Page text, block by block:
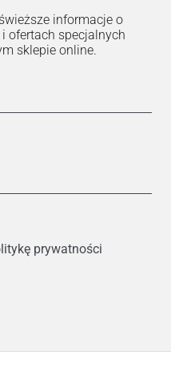
informacje o
ofertach specjalnych
sklepie online.
prywatności